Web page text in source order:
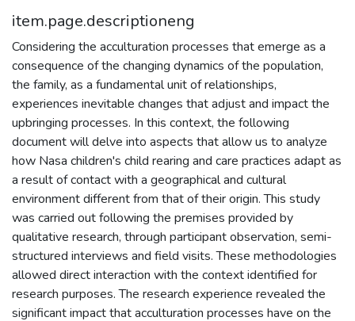
item.page.descriptioneng
Considering the acculturation processes that emerge as a
consequence of the changing dynamics of the population,
the family, as a fundamental unit of relationships,
experiences inevitable changes that adjust and impact the
upbringing processes. In this context, the following
document will delve into aspects that allow us to analyze
how Nasa children's child rearing and care practices adapt as
a result of contact with a geographical and cultural
environment different from that of their origin. This study
was carried out following the premises provided by
qualitative research, through participant observation, semi-
structured interviews and field visits. These methodologies
allowed direct interaction with the context identified for
research purposes. The research experience revealed the
significant impact that acculturation processes have on the